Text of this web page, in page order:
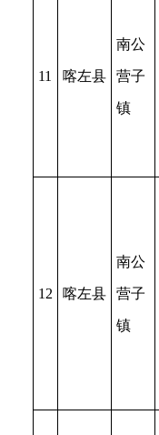
11 喀左县
南公
营子
镇
12 喀左县
南公
营子
镇